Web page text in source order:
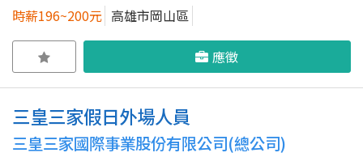
時薪196~200元 高雄市岡山區
應徵
三皇三家假日外場人員
三皇三家國際事業股份有限公司(總公司)